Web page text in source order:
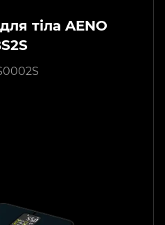
тіла AENO